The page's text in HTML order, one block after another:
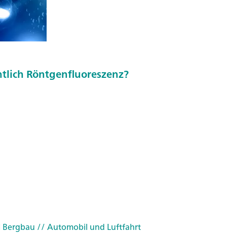
Röntgenfluoreszenz?
// Automobil und Luftfahrt